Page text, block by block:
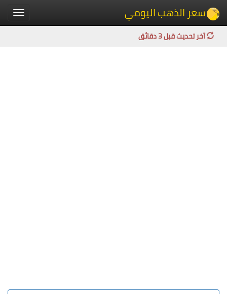
Toggle سعر الذهب اليومي
آخر تحديث قبل 3 دقائق